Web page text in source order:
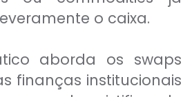
o caixa.
aborda os swaps
finanças institucionais